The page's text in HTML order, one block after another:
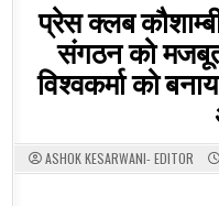
प्रेस क्लब
संगठन को
विश्वकर्मा को
ASHOK KESARWANI- EDITOR